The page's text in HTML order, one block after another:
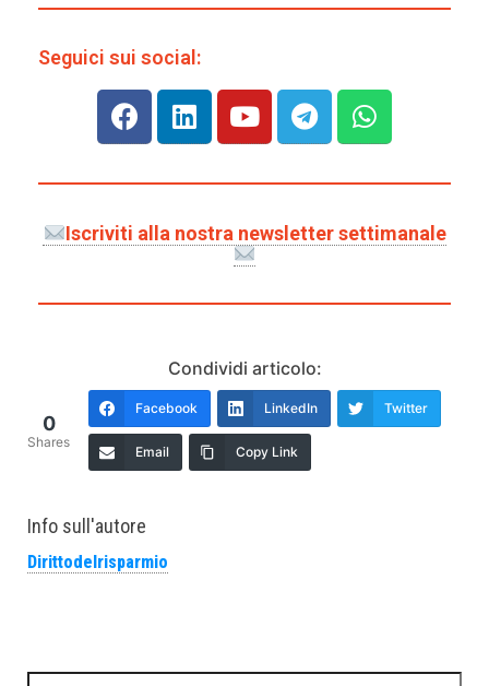
Seguici sui social:
Iscriviti alla nostra newsletter settimanale
Condividi articolo:
0
Shares
Facebook LinkedIn Twitter
Email Copy Link
Info sull'autore
Dirittodelrisparmio